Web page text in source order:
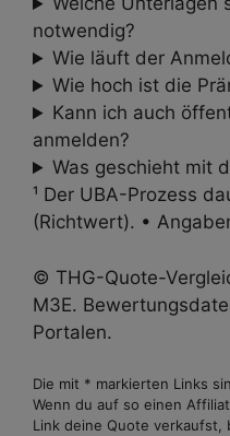
notwendig?
Wie läuft der
Wie hoch ist die
Kann ich auch
anmelden?
Was geschieht mit
¹ Der UBA-Prozess
(Richtwert). •
© THG-Quote-
M3E.
Portalen.
Die mit * markierten Links
Wenn du auf so einen
Link deine Quote verkaufst,